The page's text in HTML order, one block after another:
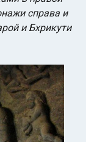
справа и
и Бхрикути